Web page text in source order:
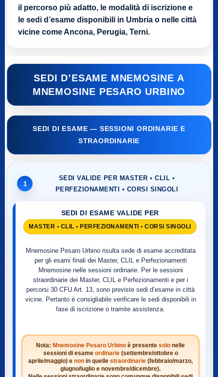
il percorso più adatto, le modalità di iscrizione e
le sedi d’esame disponibili in Umbria o nelle città
vicine come Ancona, Perugia, Terni.
SEDI D’ESAME MNEMOSINE A
MNEMOSINE PESARO URBINO
SEDI DI ESAME — SESSIONI ORDINARIE E
STRAORDINARIE
1
SEDI VALIDE PER MASTER • CLIL •
PERFEZIONAMENTI • CORSI SINGOLI
SEDI DI ESAME VALIDE PER
MASTER • CLIL • PERFEZIONAMENTI • CORSI SINGOLI
Mnemosine Pesaro Urbino risulta sede di esame accreditata
per gli esami finali dei Master, CLIL e Perfezionamenti
Mnemosine nelle sessioni ordinarie. Per le sessioni
straordinarie dei Master, CLIL e Perfezionamenti e per i
percorsi 30 CFU Art. 13, sono previste sedi d’esame in città
vicine. Pertanto è consigliabile verificare le sedi disponibili in
fase di iscrizione o tramite assistenza.
Nota: Mnemosine Pesaro Urbino è presente solo nelle
sessioni di esame ordinarie(settembre/ottobre o
aprile/maggio) e non in quelle straordinarie (febbraio/marzo,
giugno/luglio e novembre/dicembre).